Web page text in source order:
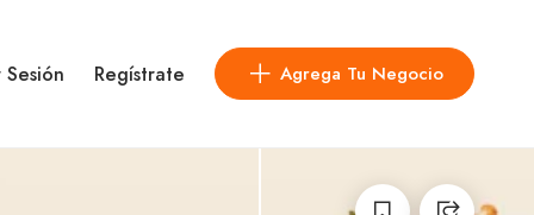
Regístrate Agrega Tu Negocio